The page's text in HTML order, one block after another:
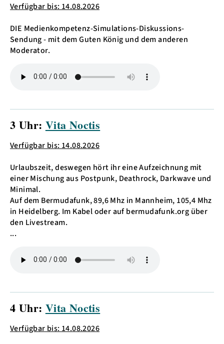
Verfügbar bis: 14.08.2026
DIE Medienkompetenz-Simulations-Diskussions-
Sendung - mit dem Guten König und dem anderen
Moderator.
3 Uhr: Vita Noctis
Verfügbar bis: 14.08.2026
Urlaubszeit, deswegen hört ihr eine Aufzeichnung mit
einer Mischung aus Postpunk, Deathrock, Darkwave und
Minimal.
Auf dem Bermudafunk, 89,6 Mhz in Mannheim, 105,4 Mhz
in Heidelberg. Im Kabel oder auf bermudafunk.org über
den Livestream.
...
4 Uhr: Vita Noctis
Verfügbar bis: 14.08.2026